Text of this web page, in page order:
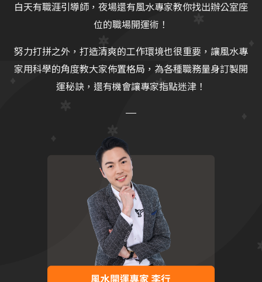
白天有職涯引導師，夜場還有風水專家教你找出辦公室座
位的職場開運術！
努力打拼之外，打造清爽的工作環境也很重要，讓風水專
家用科學的角度教大家佈置格局，為各種職務量身訂製開
運秘訣，還有機會讓專家指點迷津！